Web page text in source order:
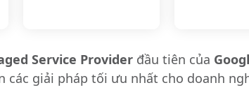
Service Providerđầu tiên của
các giải pháp tối ưu nhất cho doanh